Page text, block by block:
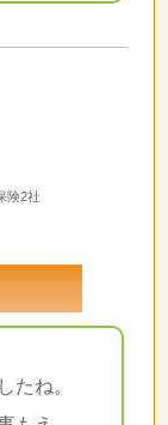
険2社
たね。